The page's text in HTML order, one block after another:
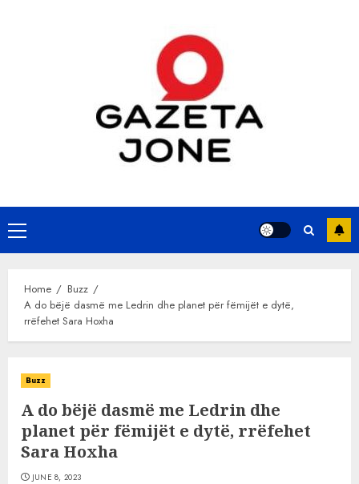
Primary
Menu
Home
Buzz
A do bëjë dasmë me Ledrin dhe planet për fëmijët e dytë,
rrëfehet Sara Hoxha
Buzz
A do bëjë dasmë me Ledrin dhe
planet për fëmijët e dytë, rrëfehet
Sara Hoxha
JUNE 8, 2023